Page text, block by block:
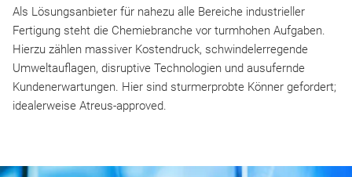
Als Lösungsanbieter für nahezu alle Bereiche industrieller
Fertigung steht die Chemiebranche vor turmhohen Aufgaben.
Hierzu zählen massiver Kostendruck, schwindelerregende
Umweltauflagen, disruptive Technologien und ausufernde
Kundenerwartungen. Hier sind sturmerprobte Könner gefordert;
idealerweise Atreus-approved.